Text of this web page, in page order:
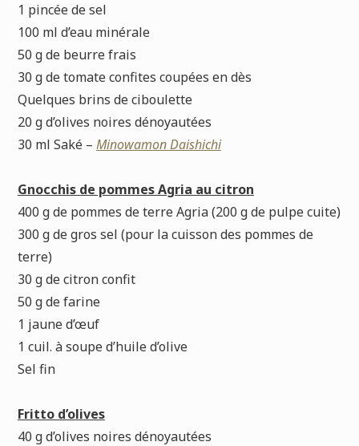
1 pincée de sel
100 ml d’eau minérale
50 g de beurre frais
30 g de tomate confites coupées en dès
Quelques brins de ciboulette
20 g d’olives noires dénoyautées
30 ml Saké – Minowamon Daishichi
Gnocchis de pommes Agria au citron
400 g de pommes de terre Agria (200 g de pulpe cuite)
300 g de gros sel (pour la cuisson des pommes de
terre)
30 g de citron confit
50 g de farine
1 jaune d’œuf
1 cuil. à soupe d’huile d’olive
Sel fin
Fritto d’olives
40 g d’olives noires dénoyautées